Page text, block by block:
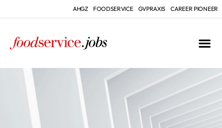
AHGZ FOODSERVICE GVPRAXIS CAREER PIONEER